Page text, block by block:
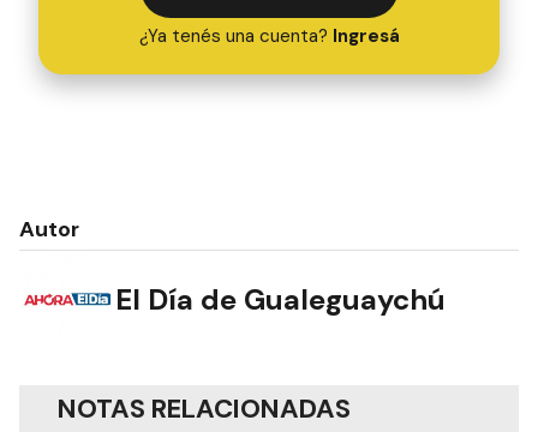
¿Ya tenés una cuenta? Ingresá
Autor
El Día de Gualeguaychú
NOTAS RELACIONADAS